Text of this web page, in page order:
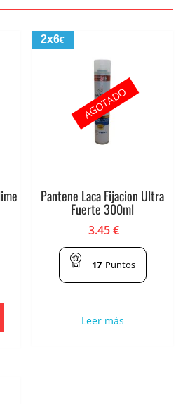
2x6€
Pantene Laca Fijacion Ultra
Fuerte 300ml
3.45€
17 Puntos
Leer más
AGOTADO